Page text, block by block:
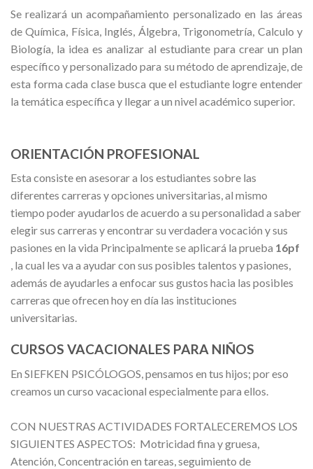
Se realizará un acompañamiento personalizado en las áreas
de Química, Física, Inglés, Álgebra, Trigonometría, Calculo y
Biología, la idea es analizar al estudiante para crear un plan
específico y personalizado para su método de aprendizaje, de
esta forma cada clase busca que el estudiante logre entender
la temática específica y llegar a un nivel académico superior.
ORIENTACIÓN PROFESIONAL
Esta consiste en asesorar a los estudiantes sobre las
diferentes carreras y opciones universitarias, al mismo
tiempo poder ayudarlos de acuerdo a su personalidad a saber
elegir sus carreras y encontrar su verdadera vocación y sus
pasiones en la vida Principalmente se aplicará la prueba 16pf
, la cual les va a ayudar con sus posibles talentos y pasiones,
además de ayudarles a enfocar sus gustos hacia las posibles
carreras que ofrecen hoy en día las instituciones
universitarias.
CURSOS VACACIONALES PARA NIÑOS
En SIEFKEN PSICÓLOGOS, pensamos en tus hijos; por eso
creamos un curso vacacional especialmente para ellos.
CON NUESTRAS ACTIVIDADES FORTALECEREMOS LOS
SIGUIENTES ASPECTOS: Motricidad fina y gruesa,
Atención, Concentración en tareas, seguimiento de